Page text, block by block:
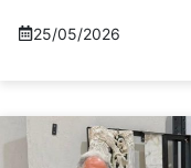
25/05/2026